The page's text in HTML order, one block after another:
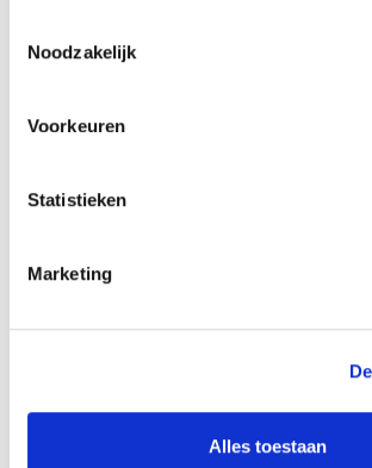
Noodzakelijk
Voorkeuren
Statistieken
Marketing
Alles toestaan
Co możesz zrobić w